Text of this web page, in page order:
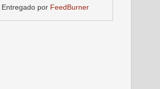
Entregado por FeedBurner